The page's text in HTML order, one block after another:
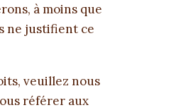
à moins que
ne justifient ce
veuillez nous
référer aux